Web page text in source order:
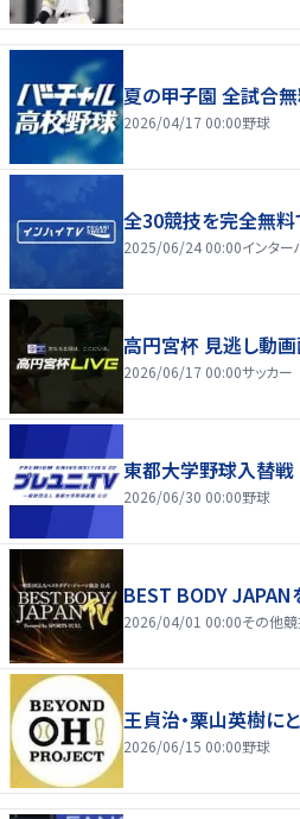
夏の甲子園 全試合無
2026/04/17 00:00野球
全30競技を完全無料
2025/06/24 00:00インター
高円宮杯 見逃し動画
2026/06/17 00:00サッカー
東都大学野球入替戦
2026/06/30 00:00野球
BEST BODY JAPAN
2026/04/01 00:00その他
王貞治・栗山英樹に
2026/06/15 00:00野球